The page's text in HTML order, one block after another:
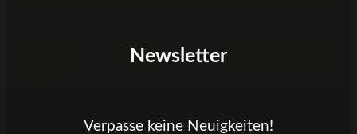
Newsletter
Verpasse keine Neuigkeiten!